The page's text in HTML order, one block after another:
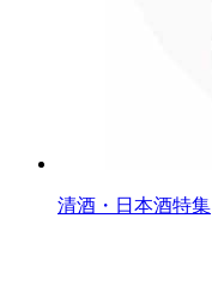
清酒・日本酒特集